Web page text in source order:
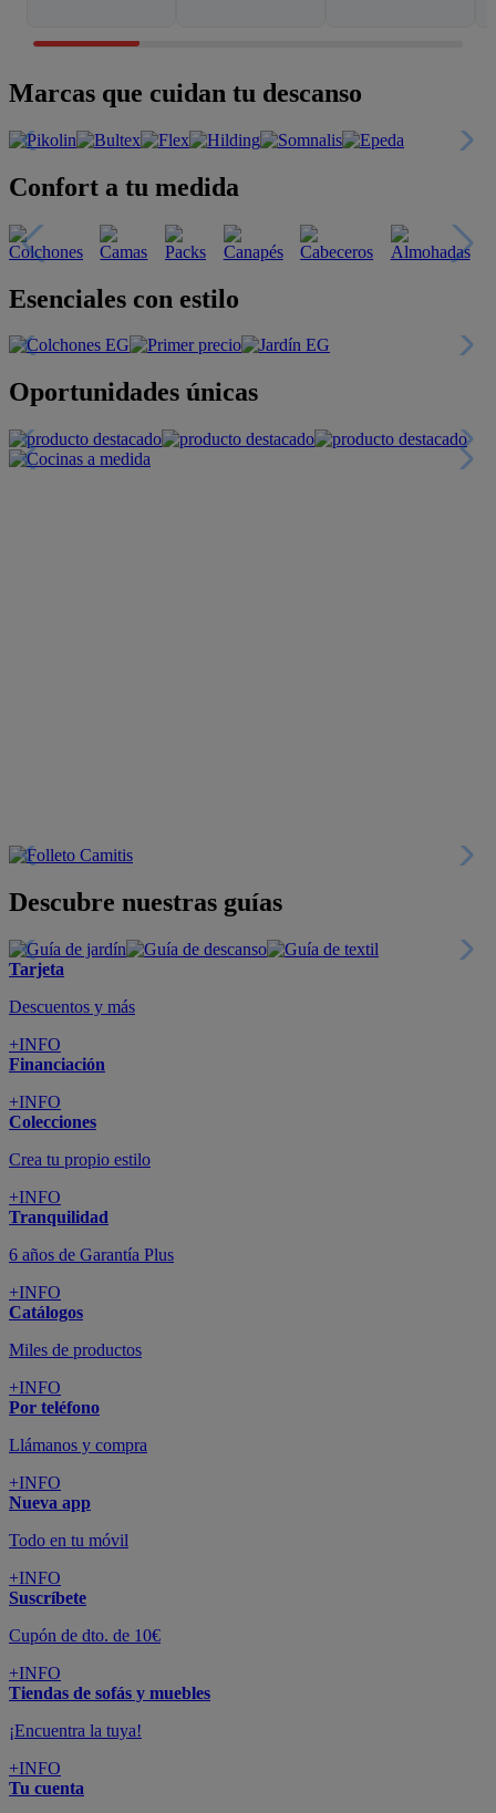
Marcas que cuidan tu descanso
Confort a tu medida
Esenciales con estilo
Oportunidades únicas
Descubre nuestras guías
Tarjeta
Descuentos y más
+INFO
Financiación
+INFO
Colecciones
Crea tu propio estilo
+INFO
Tranquilidad
6 años de Garantía Plus
+INFO
Catálogos
Miles de productos
+INFO
Por teléfono
Llámanos y compra
+INFO
Nueva app
Todo en tu móvil
+INFO
Suscríbete
Cupón de dto. de 10€
+INFO
Tiendas de sofás y muebles
¡Encuentra la tuya!
+INFO
Tu cuenta